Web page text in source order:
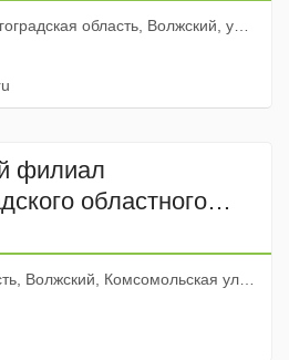
область, Волжский, улица Пушкина, 49
филиал
областного
онкологического
Волжский, Комсомольская улица, 25